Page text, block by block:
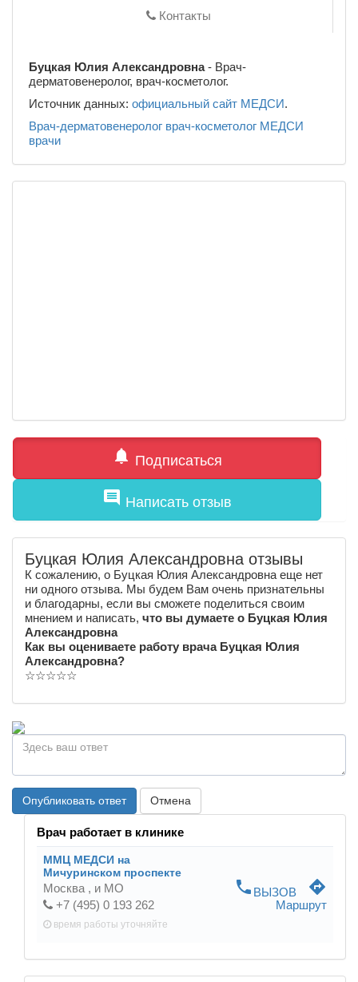
Контакты
Буцкая Юлия Александровна- Врач-
дерматовенеролог, врач-косметолог.
Источник данных: официальный сайт МЕДСИ.
Врач-дерматовенеролог врач-косметолог МЕДСИ
врачи
notifications Подписаться
comment Написать отзыв
Буцкая Юлия Александровна отзывы
К сожалению, о Буцкая Юлия Александровна еще нет
ни одного отзыва. Мы будем Вам очень признательны
и благодарны, если вы сможете поделиться своим
мнением и написать, что вы думаете о Буцкая Юлия
Александровна
Как вы оцениваете работу врача Буцкая Юлия
Александровна?
☆☆☆☆☆
Опубликовать ответ Отмена
Врач работает в клинике
ММЦ МЕДСИ на
Мичуринском проспекте
Москва , и МО
+7 (495) 0 193 262
время работы уточняйте
phone ВЫЗОВ directions
Маршрут